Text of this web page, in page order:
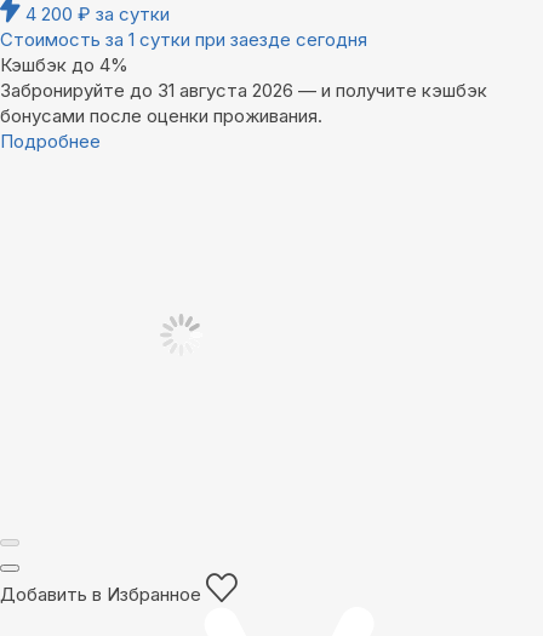
4 200 ₽ за сутки
Стоимость за 1 сутки при заезде сегодня
Кэшбэк до 4%
Забронируйте до 31 августа 2026 — и получите кэшбэк
бонусами после оценки проживания.
Подробнее
Добавить в Избранное